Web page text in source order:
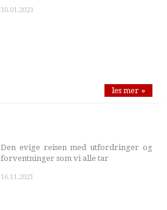
30.01.2023
les mer »
Den evige reisen med utfordringer og
forventninger som vi alle tar
16.11.2021